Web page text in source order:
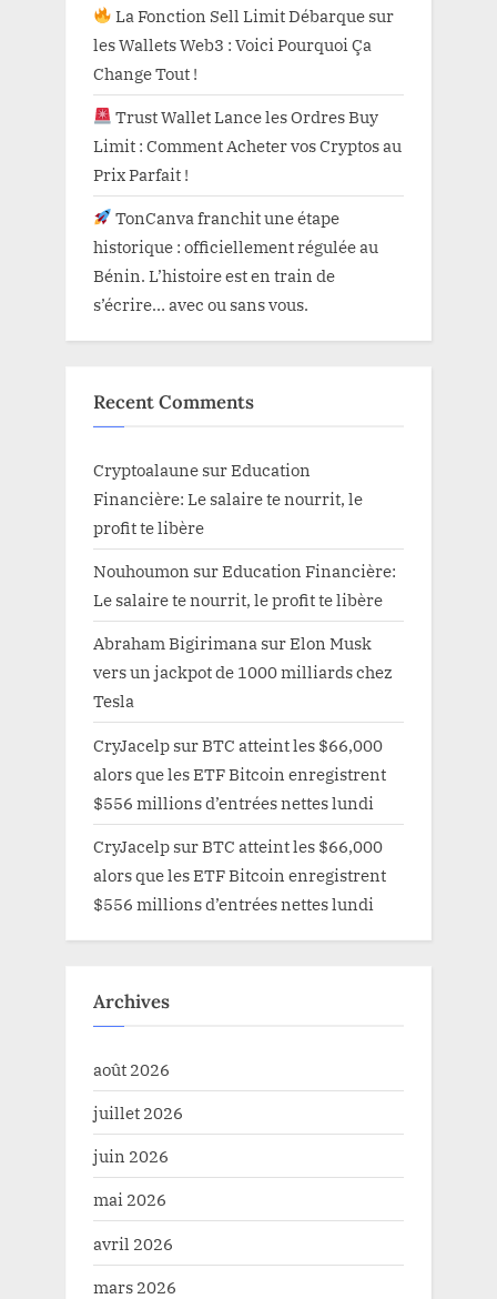
La Fonction Sell Limit Débarque sur
les Wallets Web3 : Voici Pourquoi Ça
Change Tout !
Trust Wallet Lance les Ordres Buy
Limit : Comment Acheter vos Cryptos au
Prix Parfait !
TonCanva franchit une étape
historique : officiellement régulée au
Bénin. L’histoire est en train de
s’écrire… avec ou sans vous.
Recent Comments
Cryptoalaune surEducation
Financière: Le salaire te nourrit, le
profit te libère
Nouhoumon surEducation Financière:
Le salaire te nourrit, le profit te libère
Abraham Bigirimana surElon Musk
vers un jackpot de 1000 milliards chez
Tesla
CryJacelp surBTC atteint les $66,000
alors que les ETF Bitcoin enregistrent
$556 millions d’entrées nettes lundi
CryJacelp surBTC atteint les $66,000
alors que les ETF Bitcoin enregistrent
$556 millions d’entrées nettes lundi
Archives
août 2026
juillet 2026
juin 2026
mai 2026
avril 2026
mars 2026